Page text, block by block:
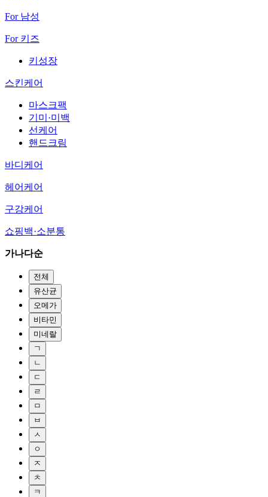
For 남성
For 키즈
키성장
스킨케어
마스크팩
기미·미백
선케어
핸드크림
바디케어
헤어케어
구강케어
쇼핑백·소분통
가나다순
전체
유산균
오메가
비타민
미네랄
ㄱ
ㄴ
ㄷ
ㄹ
ㅁ
ㅂ
ㅅ
ㅇ
ㅈ
ㅊ
ㅋ